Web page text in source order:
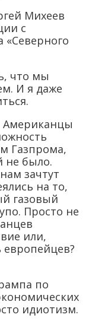
Михеев
с
«Северного
что мы
И я даже
Газпрома,
не было.
зачтут
на то,
газовый
Просто не
или,
европейцев?
по
идиотизм.